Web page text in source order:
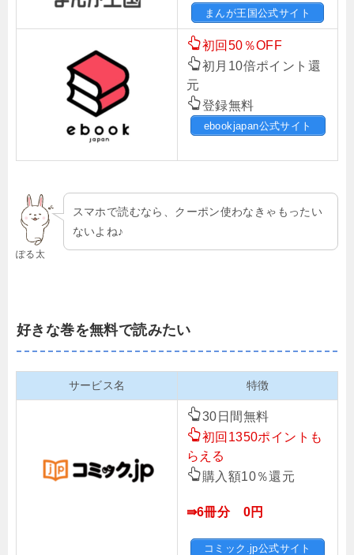
まんが王国公式サイト
初回50％OFF
初月10倍ポイント還
元
登録無料
ebookjapan公式サイト
ぽる太
スマホで読むなら、クーポン使わなきゃもったい
ないよね♪
好きな巻を無料で読みたい
サービス名 特徴
30日間無料
初回1350ポイントも
らえる
購入額10％還元
⇛6冊分 0円
コミック.jp公式サイト